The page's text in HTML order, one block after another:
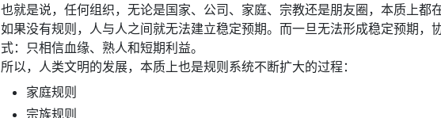
也就是说，任何组织，无论是国家、公司、家庭、宗教还是朋友圈，本质上都在
如果没有规则，人与人之间就无法建立稳定预期。而一旦无法形成稳定预期
式：只相信血缘、熟人和短期利益。
所以，人类文明的发展，本质上也是规则系统不断扩大的过程：
家庭规则
宗族规则